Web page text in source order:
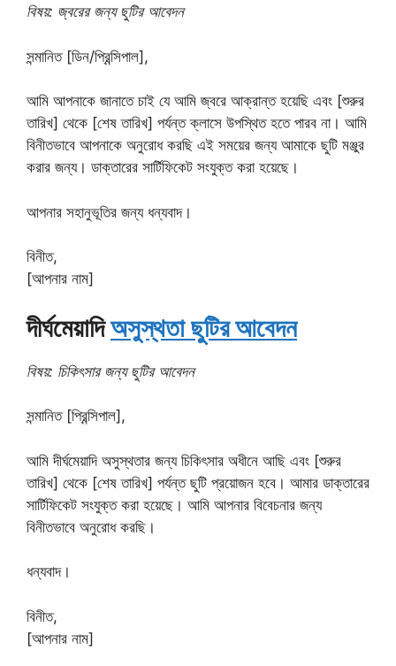
বিষয়: জ্বরের জন্য ছুটির আবেদন
সন্মানিত [ডিন/প্রিন্সিপাল],
আমি আপনাকে জানাতে চাই যে আমি জ্বরে আক্রান্ত হয়েছি এবং [শুরুর
তারিখ] থেকে [শেষ তারিখ] পর্যন্ত ক্লাসে উপস্থিত হতে পারব না। আমি
বিনীতভাবে আপনাকে অনুরোধ করছি এই সময়ের জন্য আমাকে ছুটি মঞ্জুর
করার জন্য। ডাক্তারের সার্টিফিকেট সংযুক্ত করা হয়েছে।
আপনার সহানুভূতির জন্য ধন্যবাদ।
বিনীত,
[আপনার নাম]
দীর্ঘমেয়াদিঅসুস্থতা ছুটির আবেদন
বিষয়: চিকিৎসার জন্য ছুটির আবেদন
সন্মানিত [প্রিন্সিপাল],
আমি দীর্ঘমেয়াদি অসুস্থতার জন্য চিকিৎসার অধীনে আছি এবং [শুরুর
তারিখ] থেকে [শেষ তারিখ] পর্যন্ত ছুটি প্রয়োজন হবে। আমার ডাক্তারের
সার্টিফিকেট সংযুক্ত করা হয়েছে। আমি আপনার বিবেচনার জন্য
বিনীতভাবে অনুরোধ করছি।
ধন্যবাদ।
বিনীত,
[আপনার নাম]